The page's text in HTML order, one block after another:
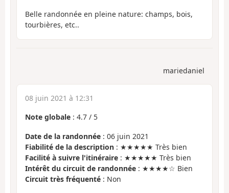
Belle randonnée en pleine nature: champs, bois,
tourbières, etc..
mariedaniel
08 juin 2021 à 12:31
Note globale : 4.7 / 5
Date de la randonnée : 06 juin 2021
Fiabilité de la description : ★★★★★ Très bien
Facilité à suivre l'itinéraire : ★★★★★ Très bien
Intérêt du circuit de randonnée : ★★★★☆ Bien
Circuit très fréquenté : Non